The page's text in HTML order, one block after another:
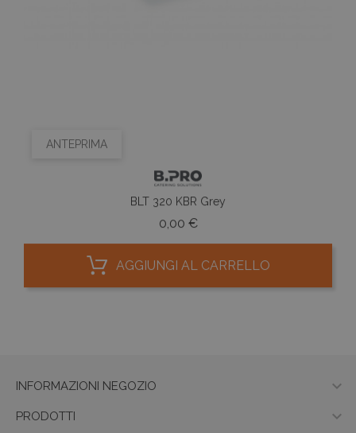
ANTEPRIMA
BLT 320 KBR Grey
0,00 €Prezzo
AGGIUNGI AL CARRELLO
INFORMAZIONI NEGOZIO 
PRODOTTI 